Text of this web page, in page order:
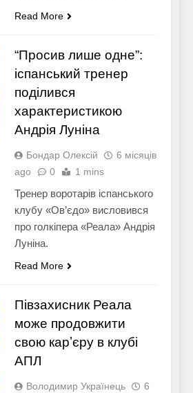
Read More
“Просив лише одне”:
іспанський тренер
поділився
характеристикою
Андрія Луніна
Бондар Олексій
6 місяців
ago
0 1 mins
Тренер воротарів іспанського
клубу «Ов’єдо» висловився
про голкіпера «Реала» Андрія
Луніна.
Read More
Півзахисник Реала
може продовжити
свою карʼєру в клубі
АПЛ
Володимир Українець 6